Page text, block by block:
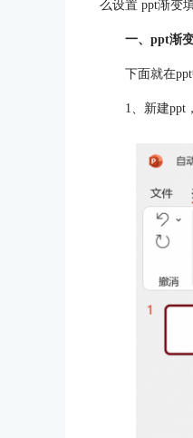
么设置 ppt渐变
一、ppt渐
下面就在
1、新建ppt